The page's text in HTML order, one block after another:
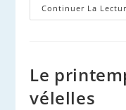
Continuer La
Le
vélelles